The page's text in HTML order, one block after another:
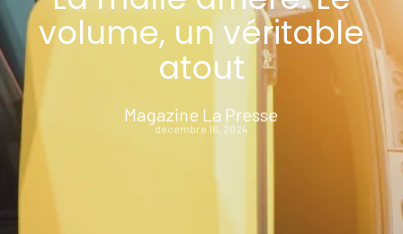
volume, un véritable
atout
Magazine La Presse
décembre 16, 2024